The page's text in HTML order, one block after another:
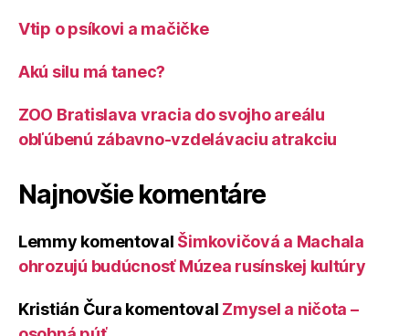
Vtip o psíkovi a mačičke
Akú silu má tanec?
ZOO Bratislava vracia do svojho areálu
obľúbenú zábavno-vzdelávaciu atrakciu
Najnovšie komentáre
Lemmy komentoval Šimkovičová a Machala
ohrozujú budúcnosť Múzea rusínskej kultúry
Kristián Čura komentoval Zmysel a ničota –